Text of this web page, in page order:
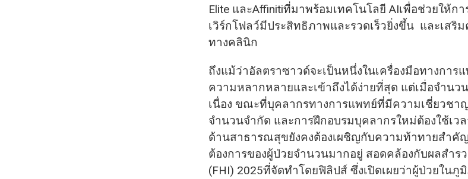
Elite และAffinitiที่มาพร้อมเทคโนโลยี AIเพื่อช่วยให้ก
เวิร์กโฟลว์มีประสิทธิภาพและรวดเร็วยิ่งขึ้น และเสริ
ทางคลินิก
ถึงแม้ว่าอัลตราซาวด์จะเป็นหนึ่งในเครื่องมือทางกา
ความหลากหลายและเข้าถึงได้ง่ายที่สุด แต่เมื่อจำนว
เนื่อง ขณะที่บุคลากรทางการแพทย์ที่มีความเชี่ยวช
จำนวนจำกัด และการฝึกอบรมบุคลากรใหม่ต้องใช้เว
ด้านสาธารณสุขยังคงต้องเผชิญกับความท้าทายสำคั
ต้องการของผู้ป่วยจำนวนมากอยู่ สอดคล้องกับผลสำรว
(FHI) 2025ที่จัดทำโดยฟิลิปส์ ซึ่งเปิดเผยว่าผู้ป่วยในภู